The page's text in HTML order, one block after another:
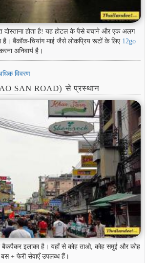
दोस्ताना होता है! यह होटल के पैसे बचाने और एक अलग
बैंकॉक-चियांग माई जैसे लोकप्रिय रूटों के लिए 12go
अनिवार्य है।
विवरण
SAN ROAD) से प्रस्थान
इलाका है। यहाँ से कोह ताओ, कोह समुई और कोह
+ फेरी सेवाएँ उपलब्ध हैं।